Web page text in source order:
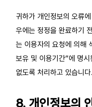
귀하가 개인정보의 오류
우에는 정정을 완료하기
는 이용자의 요청에 의해
보유 및 이용기간”에 명
없도록 처리하고 있습니다.
8. 개인정보의